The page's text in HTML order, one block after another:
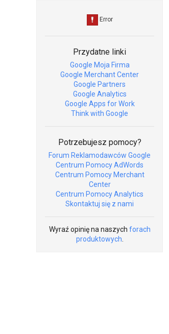
Przydatne linki
Google Moja Firma
Google Merchant Center
Google Partners
Google Analytics
Google Apps for Work
Think with Google
Potrzebujesz pomocy?
Forum Reklamodawców Google
Centrum Pomocy AdWords
Centrum Pomocy Merchant
Center
Centrum Pomocy Analytics
Skontaktuj się z nami
Wyraź opinię na naszych forach
produktowych